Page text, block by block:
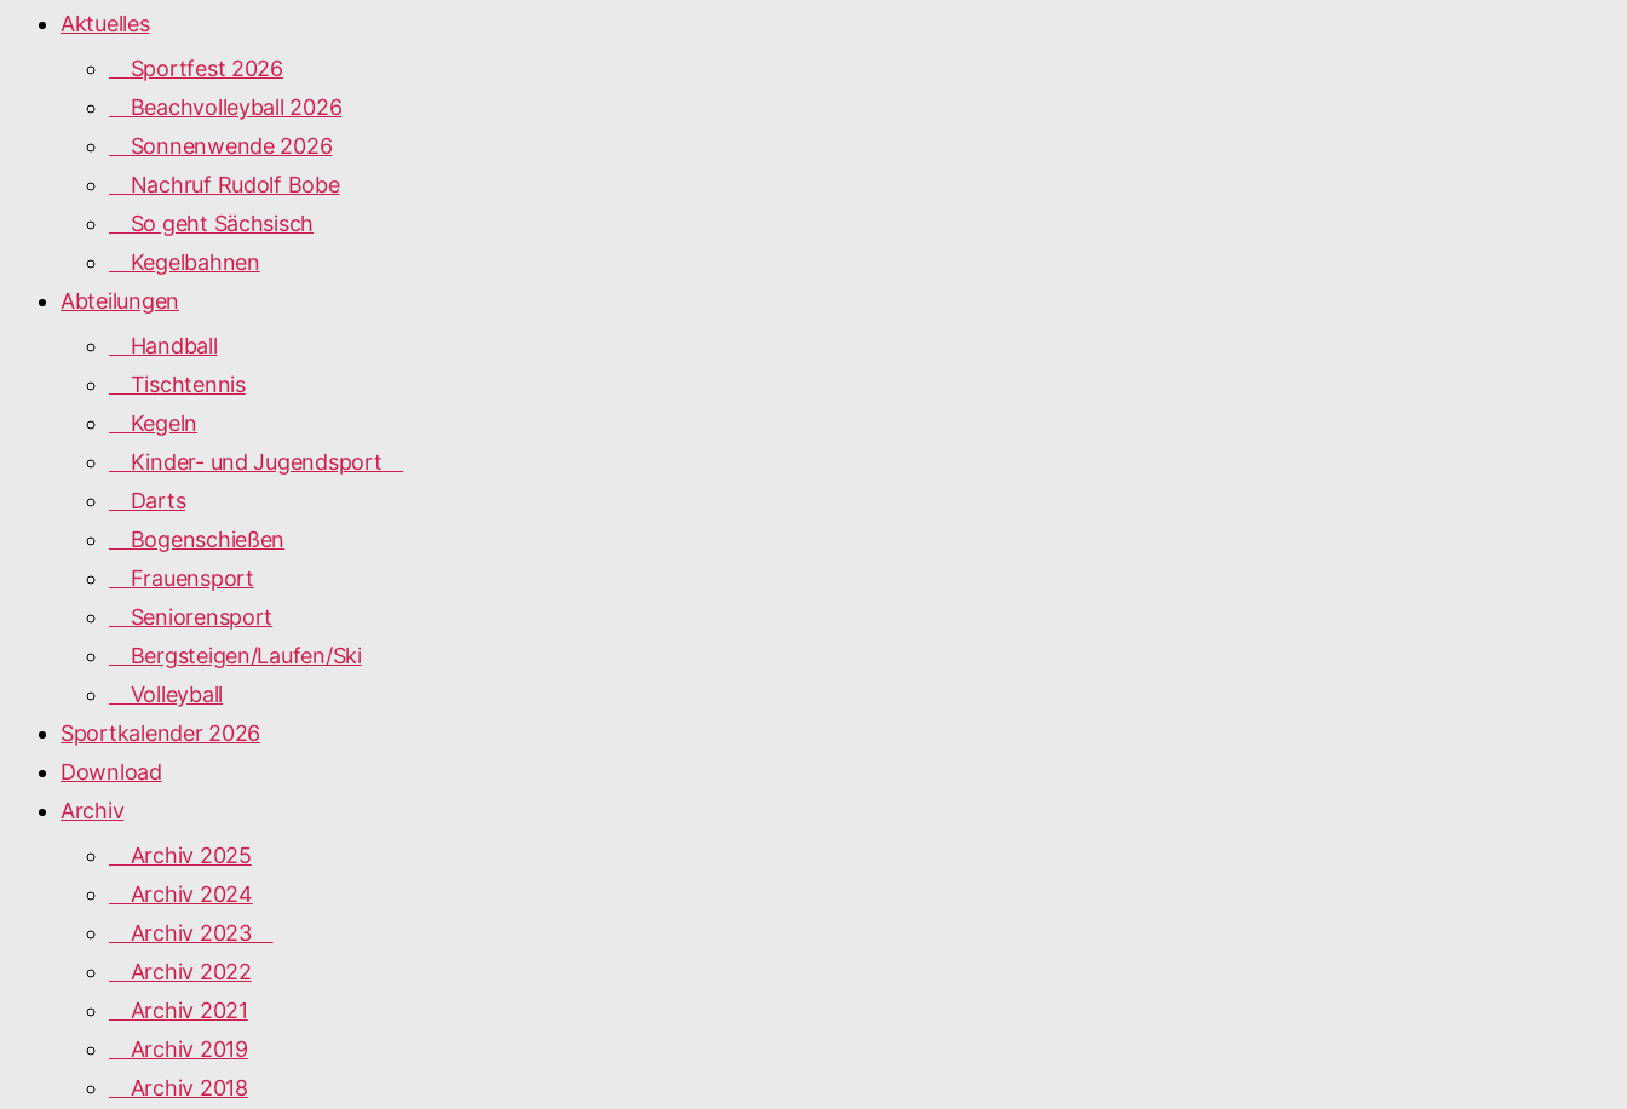
Aktuelles
Sportfest 2026
Beachvolleyball 2026
Sonnenwende 2026
Nachruf Rudolf Bobe
So geht Sächsisch
Kegelbahnen
Abteilungen
Handball
Tischtennis
Kegeln
Kinder- und Jugendsport
Darts
Bogenschießen
Frauensport
Seniorensport
Bergsteigen/Laufen/Ski
Volleyball
Sportkalender 2026
Download
Archiv
Archiv 2025
Archiv 2024
Archiv 2023
Archiv 2022
Archiv 2021
Archiv 2019
Archiv 2018